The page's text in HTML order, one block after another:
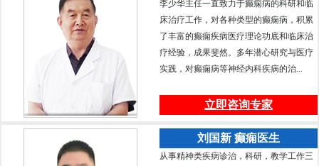
李少华主任一直致力于癫痫病的科研和临
床治疗工作，对各种类型的癫痫病，积累
了丰富的癫痫疾病医疗理论功底和临床治
疗经验，成果斐然。多年潜心研究与医疗
实践，对癫痫病等神经内科疾病的治...
立即咨询专家
刘国新 癫痫医生
从事精神类疾病诊治，科研，教学工作三